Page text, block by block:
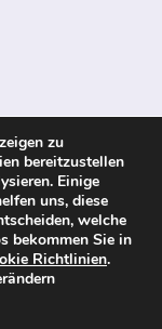
– Alle
zu
bereitzustellen
Einige
uns, diese
welche
bekommen Sie in
Richtlinien.